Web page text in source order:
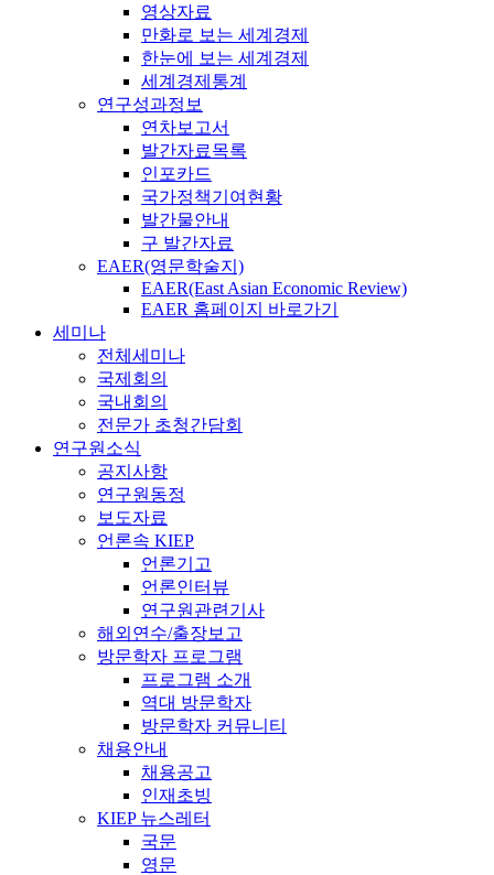
영상자료
만화로 보는 세계경제
한눈에 보는 세계경제
세계경제통계
연구성과정보
연차보고서
발간자료목록
인포카드
국가정책기여현황
발간물안내
구 발간자료
EAER(영문학술지)
EAER(East Asian Economic Review)
EAER 홈페이지 바로가기
세미나
전체세미나
국제회의
국내회의
전문가 초청간담회
연구원소식
공지사항
연구원동정
보도자료
언론속 KIEP
언론기고
언론인터뷰
연구원관련기사
해외연수/출장보고
방문학자 프로그램
프로그램 소개
역대 방문학자
방문학자 커뮤니티
채용안내
채용공고
인재초빙
KIEP 뉴스레터
국문
영문